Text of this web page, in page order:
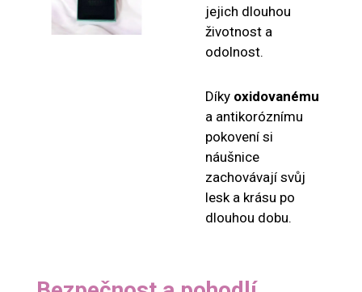
jejich dlouhou
životnost a
odolnost.
Díky oxidovanému
a antikoróznímu
pokovení si
náušnice
zachovávají svůj
lesk a krásu po
dlouhou dobu.